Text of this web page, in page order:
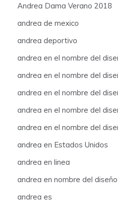
Andrea Dama Verano 2018
andrea de mexico
andrea deportivo
andrea en el nombre del
andrea en el nombre del
andrea en el nombre del
andrea en el nombre del
andrea en el nombre del
andrea en Estados Unidos
andrea en linea
andrea en nombre del
andrea es